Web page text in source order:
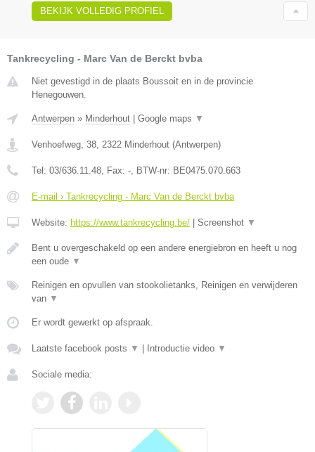
BEKIJK VOLLEDIG PROFIEL
Tankrecycling - Marc Van de Berckt bvba
Niet gevestigd in de plaats Boussoit en in de provincie
Henegouwen.
Antwerpen » Minderhout | Google maps ▼
Venhoefweg, 38 2322 Minderhout (Antwerpen)
Tel: 03/636.11.48 , Fax: - , BTW-nr: BE0475.070.663
E-mail › Tankrecycling - Marc Van de Berckt bvba
Website: https://www.tankrecycling.be/ | Screenshot ▼
Bent u overgeschakeld op een andere energiebron en heeft u nog
een oude ▼
Reinigen en opvullen van stookolietanks, Reinigen en verwijderen
van ▼
Er wordt gewerkt op afspraak.
Laatste facebook posts ▼ | Introductie video ▼
Sociale media: